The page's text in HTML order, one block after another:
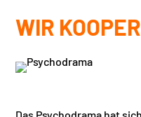
WIR
Das Psychodrama hat